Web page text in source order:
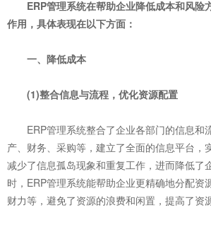
ERP管理系统在帮助企业降低成本和风险
作用，具体表现在以下方面：
一、降低成本
(1)整合信息与流程，优化资源配置
ERP管理系统整合了企业各部门的信息和
产、财务、采购等，建立了全面的信息平台，
减少了信息孤岛现象和重复工作，进而降低了
时，ERP管理系统能帮助企业更精确地分配资
财力等，避免了资源的浪费和闲置，提高了资